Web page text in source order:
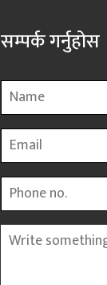
सम्पर्क गर्नुहोस
Name
Email
Phone
Message